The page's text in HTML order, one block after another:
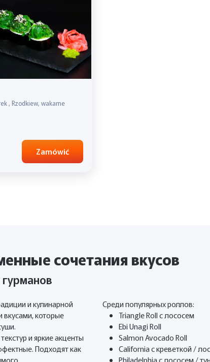
, Rzodkiew, wakame
Zamówić
сочетания вкусов
и кулинарной
которые
и яркие акценты
Подходят как
Среди популярных роллов:
Triangle Roll с лососем
Ebi Unagi Roll
Salmon Avocado Roll
California с креветкой /